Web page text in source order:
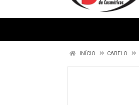
INÍCIO CABELO